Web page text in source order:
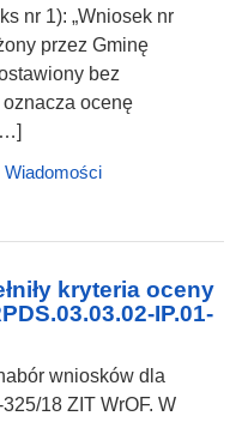
nr 1): „Wniosek nr
przez Gminę
bez
ocenę
Wiadomości
kryteria oceny
IP.01-
wniosków dla
18 ZIT WrOF. W